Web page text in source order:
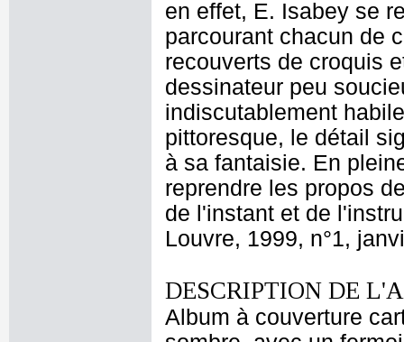
en effet, E. Isabey se
parcourant chacun de
recouverts de croquis
dessinateur peu
indiscutablement
pittoresque, le détail
à sa fantaisie. En
reprendre les propos
de l'instant et de
Louvre, 1999, n°1,
DESCRIPTION DE
Album à couverture